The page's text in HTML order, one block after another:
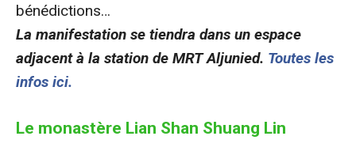
bénédictions…
La manifestation se tiendra dans un espace
adjacent à la station de MRT Aljunied. Toutes les
infos ici.
Le monastère Lian Shan Shuang Lin